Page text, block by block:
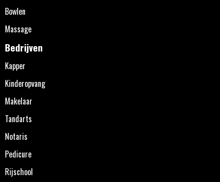
Bowlen
Massage
Bedrijven
Kapper
Kinderopvang
Makelaar
Tandarts
Notaris
Pedicure
Rijschool